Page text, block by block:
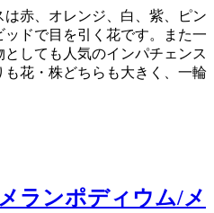
赤、オレンジ、白、紫、ピン
ドで目を引く花です。また一
しても人気のインパチェンス
も花・株どちらも大きく、一輪
ランポディウム/メ